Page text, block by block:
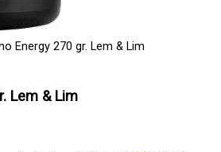
Energy 270 gr. Lem & Lim
Lem & Lim